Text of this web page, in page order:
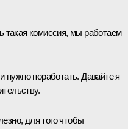
такая комиссия, мы работаем
нужно поработать. Давайте я
для того чтобы